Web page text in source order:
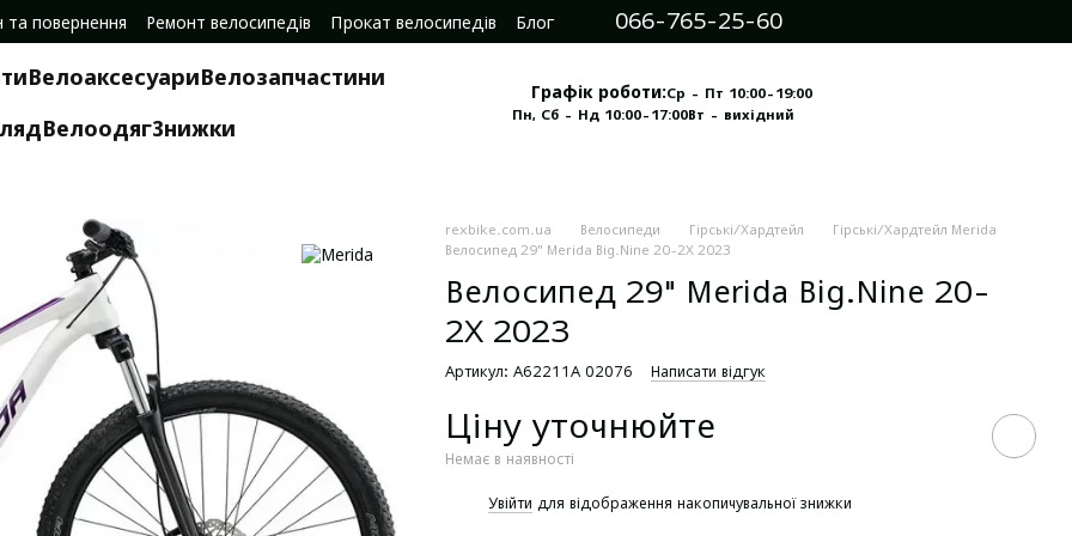
та повернення Ремонт велосипедів Прокат велосипедів
Блог
066-765-25-60
ВелоаксесуариВелозапчастини
ВелоодягЗнижки
Графік роботи:Ср - Пт 10:00-19:00
Пн, Сб - Нд 10:00-17:00Вт - вихідний
rexbike.com.ua Велосипеди Гірські/Хардтейл
Гірські/Хардтейл Merida
Велосипед 29" Merida Big.Nine 20-2X 2023
Велосипед 29" Merida Big.Nine 20-
2X 2023
Артикул: A62211A 02076 Написати відгук
Ціну уточнюйте
Немає в наявності
Увійти для відображення накопичувальної знижки